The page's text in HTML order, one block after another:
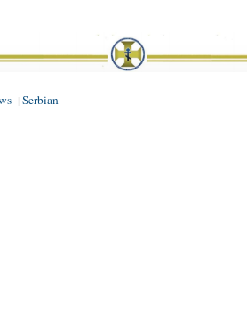
Serbian